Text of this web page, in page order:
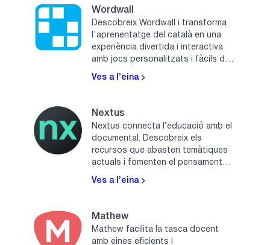
Wordwall
Descobreix Wordwall i transforma
l'aprenentatge del català en una
experiència divertida i interactiva
amb jocs personalitzats i fàcils de
crear.
Ves a l’eina
Nextus
Nextus connecta l’educació amb el
documental. Descobreix els
recursos que abasten temàtiques
actuals i fomenten el pensament
crític.
Ves a l’eina
Mathew
Mathew facilita la tasca docent
amb eines eficients i